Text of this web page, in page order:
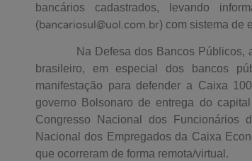
bancários cadastrados, levando
(bancariosul@uol.com.br) com sistema de
Na Defesa dos Bancos Públicos,
brasileiro, em especial dos bancos
manifestação para defender a Caixa
governo Bolsonaro de entrega do
Congresso Nacional dos
Nacional dos Empregados da Caixa
que ocorreram de forma remota/virtual.